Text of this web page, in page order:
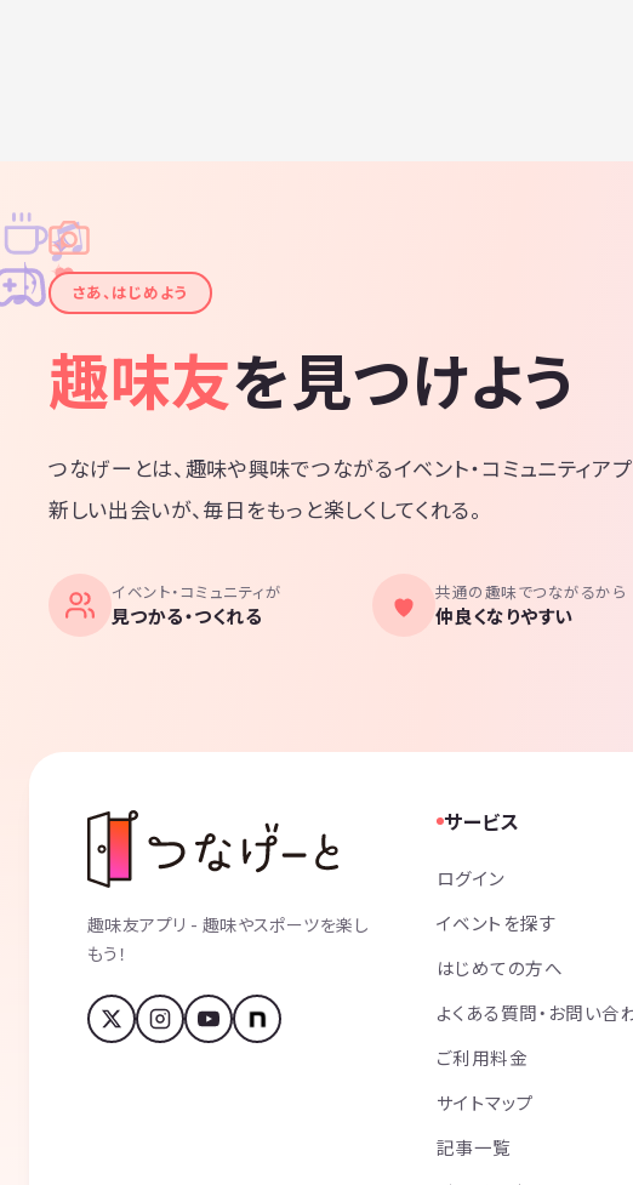
✦
✦
✧
✧
♪
♫
さあ、はじめよう
趣味友を見つけよう
つなげーとは、趣味や興味でつながるイベント・コミュニティアプ
新しい出会いが、毎日をもっと楽しくしてくれる。
イベント・コミュニティが
見つかる・つくれる
共通の趣味でつながるから
仲良くなりやすい
趣味友アプリ - 趣味やスポーツを楽し
もう！
サービス
ログイン
イベントを探す
はじめての方へ
よくある質問・お問い合
ご利用料金
サイトマップ
記事一覧